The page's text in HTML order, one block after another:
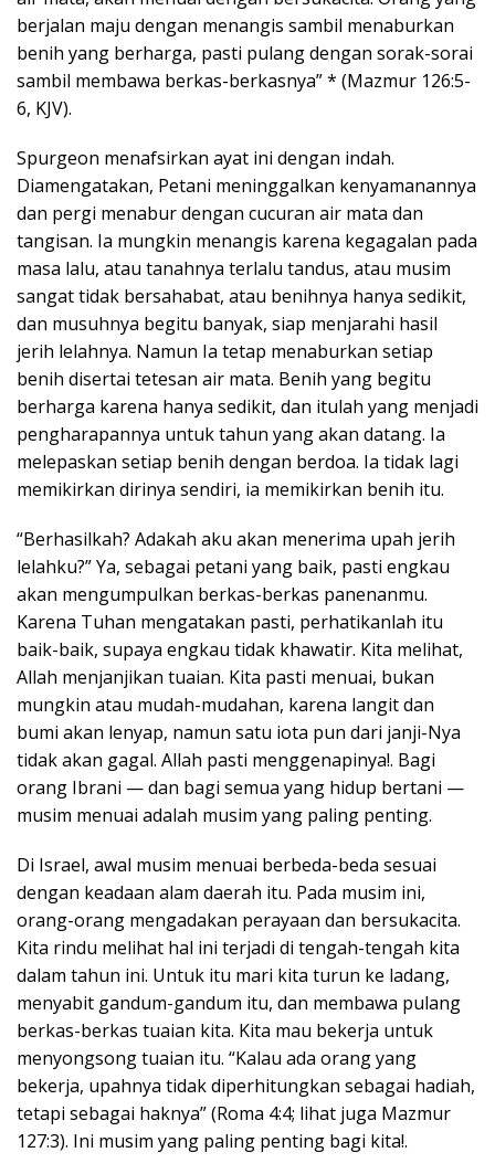
berjalan maju dengan menangis sambil menaburkan
benih yang berharga, pasti pulang dengan sorak-sorai
sambil membawa berkas-berkasnya” * (Mazmur 126:5-
6, KJV).
Spurgeon menafsirkan ayat ini dengan indah.
Diamengatakan, Petani meninggalkan kenyamanannya
dan pergi menabur dengan cucuran air mata dan
tangisan. Ia mungkin menangis karena kegagalan pada
masa lalu, atau tanahnya terlalu tandus, atau musim
sangat tidak bersahabat, atau benihnya hanya sedikit,
dan musuhnya begitu banyak, siap menjarahi hasil
jerih lelahnya. Namun Ia tetap menaburkan setiap
benih disertai tetesan air mata. Benih yang begitu
berharga karena hanya sedikit, dan itulah yang menjadi
pengharapannya untuk tahun yang akan datang. Ia
melepaskan setiap benih dengan berdoa. Ia tidak lagi
memikirkan dirinya sendiri, ia memikirkan benih itu.
“Berhasilkah? Adakah aku akan menerima upah jerih
lelahku?” Ya, sebagai petani yang baik, pasti engkau
akan mengumpulkan berkas-berkas panenanmu.
Karena Tuhan mengatakan pasti, perhatikanlah itu
baik-baik, supaya engkau tidak khawatir. Kita melihat,
Allah menjanjikan tuaian. Kita pasti menuai, bukan
mungkin atau mudah-mudahan, karena langit dan
bumi akan lenyap, namun satu iota pun dari janji-Nya
tidak akan gagal. Allah pasti menggenapinya!. Bagi
orang Ibrani — dan bagi semua yang hidup bertani —
musim menuai adalah musim yang paling penting.
Di Israel, awal musim menuai berbeda-beda sesuai
dengan keadaan alam daerah itu. Pada musim ini,
orang-orang mengadakan perayaan dan bersukacita.
Kita rindu melihat hal ini terjadi di tengah-tengah kita
dalam tahun ini. Untuk itu mari kita turun ke ladang,
menyabit gandum-gandum itu, dan membawa pulang
berkas-berkas tuaian kita. Kita mau bekerja untuk
menyongsong tuaian itu. “Kalau ada orang yang
bekerja, upahnya tidak diperhitungkan sebagai hadiah,
tetapi sebagai haknya” (Roma 4:4; lihat juga Mazmur
127:3). Ini musim yang paling penting bagi kita!.